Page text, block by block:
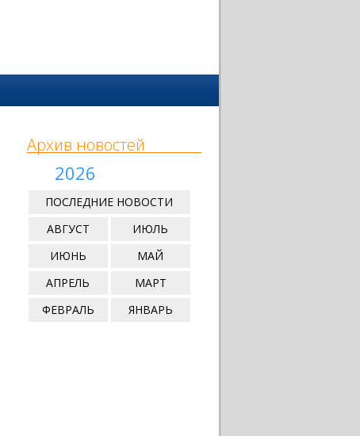
Архив новостей
2026
ПОСЛЕДНИЕ НОВОСТИ
АВГУСТ
ИЮЛЬ
ИЮНЬ
МАЙ
АПРЕЛЬ
МАРТ
ФЕВРАЛЬ
ЯНВАРЬ